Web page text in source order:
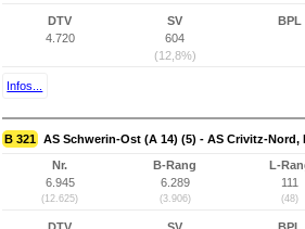
DTV
4.720
SV
604
(12,8%)
BPL
Infos...
B 321 AS Schwerin-Ost (A 14) (5) - AS Crivitz-Nord,
Nr.
6.945
(12.625)
B-Rang
6.289
(3.906)
L-
111
(48)